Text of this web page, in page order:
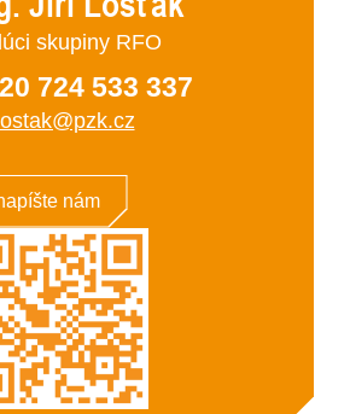
skupiny RFO
724 533 337
nám